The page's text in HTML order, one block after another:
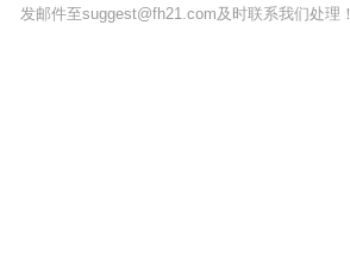
发邮件至suggest@fh21.com及时联系我们处理！